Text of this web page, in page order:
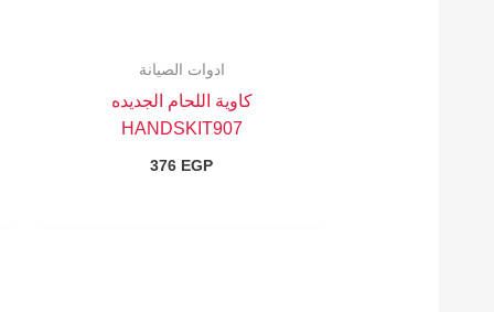
ادوات الصيانة
كاوية اللحام الجديده
HANDSKIT907
376 EGP